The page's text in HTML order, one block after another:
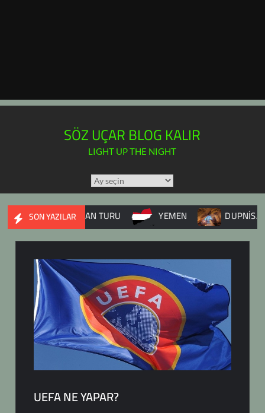
SÖZ UÇAR BLOG KALIR
LIGHT UP THE NIGHT
TÜM
YAZILAR
TAKVİMİ
SON YAZILAR
BALKAN TURU YEMEN DUPNİSA
UEFA NE YAPAR?